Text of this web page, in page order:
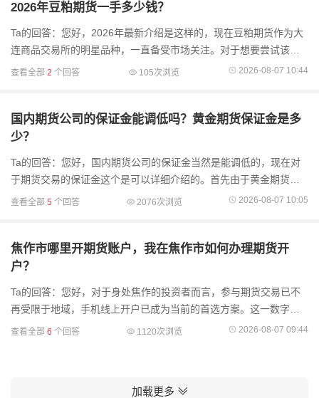
2026年豆粕期货一手多少钱？
Ta的回答：您好，2026年最新介绍是这样的，现在豆粕期货作为大
连商品交易所的明星品种，一直备受市场关注。对于想要尝试该品
种的投资者而言，首要步骤是在正规期货公司完成账户开设，流程
查看全部 2 个回答 105次浏览 2026-08-07 10:44
国内期货公司的保证金能调低吗？黄金期货保证金是多
少？
Ta的回答：您好，国内期货公司的保证金当然是能调低的，现在对
于期货交易的保证金这个是可以详细介绍的。首先由于黄金期货合
约单位较大（1000克/手），按当前主力合约价格测算，参与一手交
查看全部 5 个回答 2076次浏览 2026-08-07 10:05
焦作市哪里开期货账户，我在焦作市如何办理期货开
户？
Ta的回答：您好，对于身处焦作的投资者而言，参与期货交易已不
再受限于地域，手机线上开户已成为当前的首选方案。这一数字化
办理模式打破了物理距离的阻隔，即便您周边没有实体营业部，也
查看全部 6 个回答 1120次浏览 2026-08-07 09:44
加载更多